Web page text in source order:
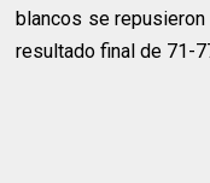
blancos se
resultado final de 71-